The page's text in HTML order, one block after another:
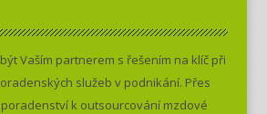
být Vaším partnerem s řešením na klíč při
služeb v podnikání. Přes
k outsourcování mzdové